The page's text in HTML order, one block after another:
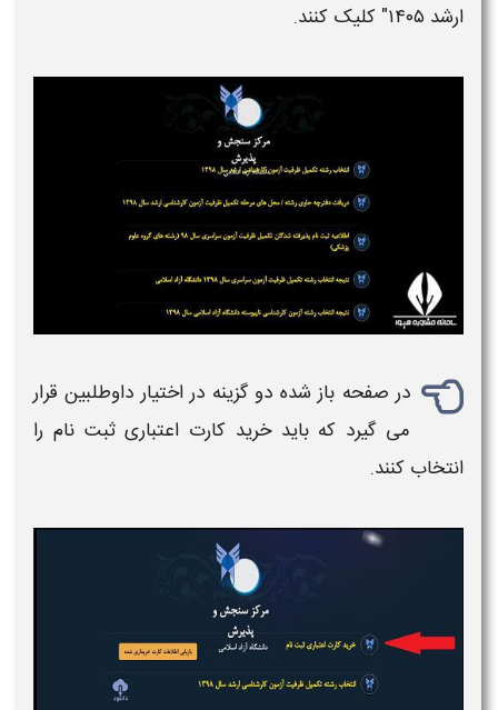
ارشد ۱۴۰۵" کلیک کنند.
در صفحه باز شده دو گزینه در اختیار داوطلبین قرار
می گیرد که بایدخرید کارت اعتباریثبت نام را
انتخاب کنند.